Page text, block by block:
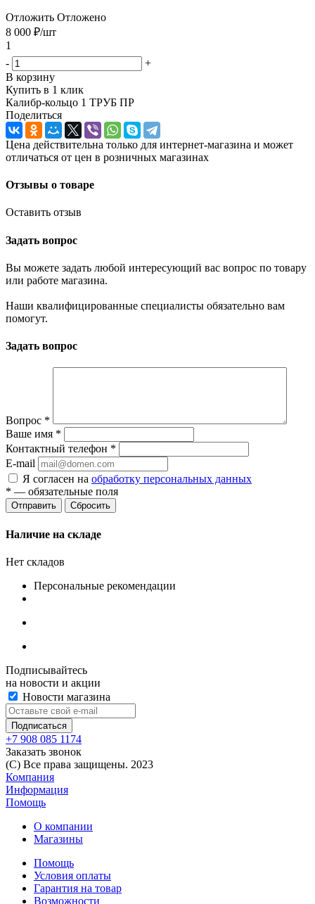
Отложить Отложено
8 000 ₽/шт
1
-
+
В корзину
Купить в 1 клик
Калибр-кольцо 1 ТРУБ ПР
Поделиться
Цена действительна только для интернет-магазина и может
отличаться от цен в розничных магазинах
Отзывы о товаре
Оставить отзыв
Задать вопрос
Вы можете задать любой интересующий вас вопрос по товару
или работе магазина.
Наши квалифицированные специалисты обязательно вам
помогут.
Задать вопрос
Вопрос *
Ваше имя *
Контактный телефон *
E-mail
Я согласен на обработку персональных данных
* — обязательные поля
Сбросить
Наличие на складе
Нет складов
Персональные рекомендации
Подписывайтесь
на новости и акции
Новости магазина
+7 908 085 1174
Заказать звонок
(C) Все права защищены. 2023
Компания
Информация
Помощь
О компании
Магазины
Помощь
Условия оплаты
Гарантия на товар
Возможности